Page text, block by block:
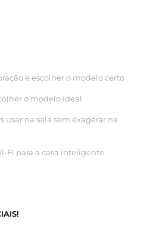
e escolher o modelo certo
o modelo ideal
usar na sala sem exagerar na
Fi para a casa inteligente